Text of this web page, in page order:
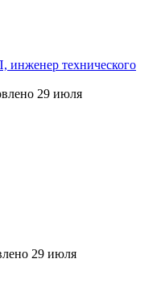
технического
29 июля
29 июля